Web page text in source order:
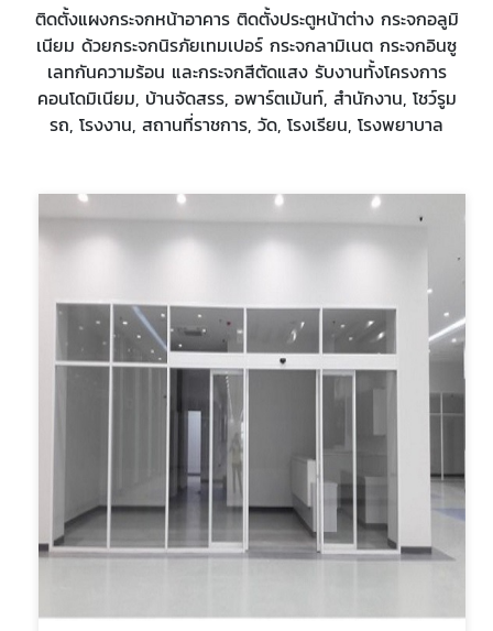
ติดตั้งแผงกระจกหน้าอาคาร ติดตั้งประตูหน้าต่าง กระจกอลูมิ
เนียม ด้วยกระจกนิรภัยเทมเปอร์ กระจกลามิเนต กระจกอินซู
เลทกันความร้อน และกระจกสีตัดแสง รับงานทั้งโครงการ
คอนโดมิเนียม, บ้านจัดสรร, อพาร์ตเม้นท์, สำนักงาน, โชว์รูม
รถ, โรงงาน, สถานที่ราชการ, วัด, โรงเรียน, โรงพยาบาล